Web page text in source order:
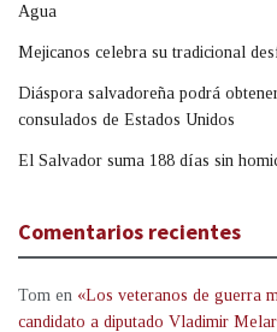
Agua
Mejicanos celebra su tradicional
Diáspora salvadoreña podrá
consulados de Estados Unidos
El Salvador suma 188 días sin
Comentarios recientes
Tom en «Los veteranos de guerra
candidato a diputado Vladimir